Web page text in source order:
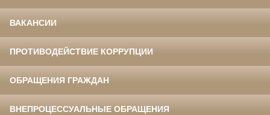
ВАКАНСИИ
ПРОТИВОДЕЙСТВИЕ КОРРУПЦИИ
ОБРАЩЕНИЯ ГРАЖДАН
ВНЕПРОЦЕССУАЛЬНЫЕ ОБРАЩЕНИЯ